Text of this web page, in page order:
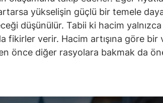
yükselişin güçlü bir temele
düşünülür. Tabii ki hacim
fikirler verir. Hacim artışına göre bir
önce diğer rasyolara bakmak da